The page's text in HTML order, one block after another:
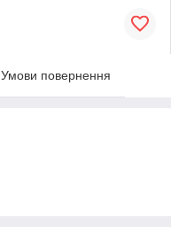
Умови повернення